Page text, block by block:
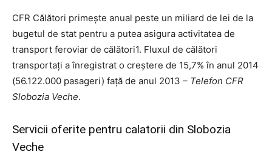
CFR Călători primește anual peste un miliard de lei de la
bugetul de stat pentru a putea asigura activitatea de
transport feroviar de călători1. Fluxul de călători
transportați a înregistrat o creștere de 15,7% în anul 2014
(56.122.000 pasageri) față de anul 2013 – Telefon CFR
Slobozia Veche.
Servicii oferite pentru calatorii din Slobozia
Veche